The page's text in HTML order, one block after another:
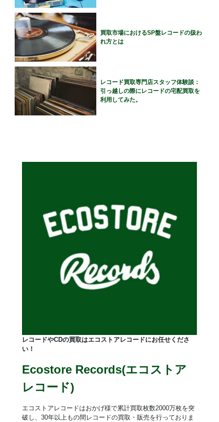
買取市場におけるSP盤レコードの扱わ
れ方とは
レコード買取専門店スタッフ体験談：
引っ越しの際にレコードの宅配買取を
利用してみた。
レコードやCDの買取はエコストアレコードにお任せくださ
い！
Ecostore Records(エコストア
レコード)
エコストアレコードはおかげ様で累計買取枚数2000万枚を突
破し、30年以上もの間レコードの買取・販売を行っておりま